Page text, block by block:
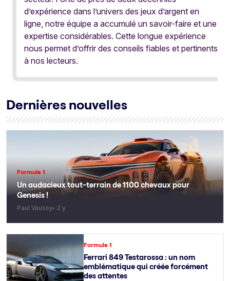
d’expérience dans l’univers des jeux d’argent en
ligne, notre équipe a accumulé un savoir-faire et une
expertise considérables. Cette longue expérience
nous permet d’offrir des conseils fiables et pertinents
à nos lecteurs.
Dernières nouvelles
Formule 1
Un audacieux tout-terrain de 1100 chevaux pour
Genesis !
Paul Vaussy 2 y
Formule 1
Ferrari 849 Testarossa : un nom
emblématique qui créée forcément
des attentes